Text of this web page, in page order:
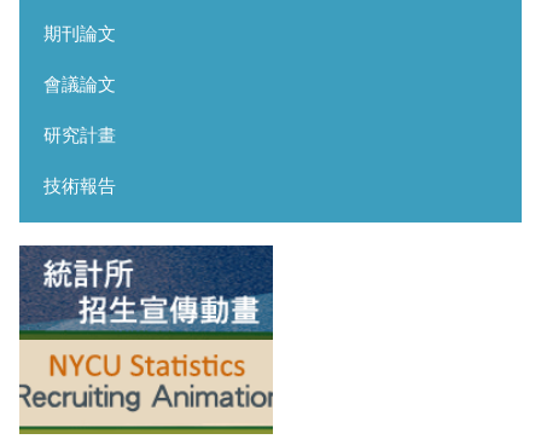
期刊論文
會議論文
研究計畫
技術報告